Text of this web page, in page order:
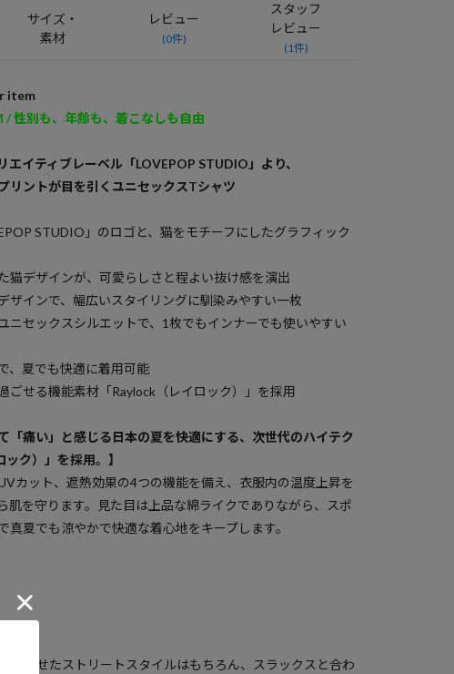
サイズ・
素材
レビュー
(0件)
スタッフ
レビュー
(1件)
item
/ 性別も、年齢も、着こなしも自由
エイティブレーベル「LOVEPOP STUDIO」より、
リントが目を引くユニセックスTシャツ
STUDIO」のロゴと、猫をモチーフにしたグラフィック
猫デザインが、可愛らしさと程よい抜け感を演出
ザインで、幅広いスタイリングに馴染みやすい一枚
ニセックスシルエットで、1枚でもインナーでも使いやすい
、夏でも快適に着用可能
ごせる機能素材「Raylock（レイロック）」を採用
「痛い」と感じる日本の夏を快適にする、次世代のハイテク
ク）」を採用。】
カット、遮熱効果の4つの機能を備え、衣服内の温度上昇を
肌を守ります。見た目は上品な綿ライクでありながら、スポ
真夏でも涼やかで快適な着心地をキープします。
合わせたストリートスタイルはもちろん、スラックスと合わ